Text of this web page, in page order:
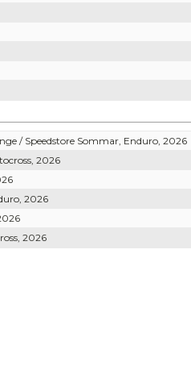
/ Speedstore Sommar, Enduro, 2026
2026
2026
2026